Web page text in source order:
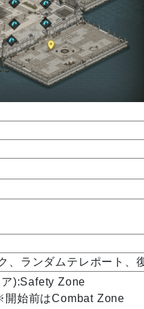
、ランダムテレポート、
):Safety Zone
始前はCombat Zone